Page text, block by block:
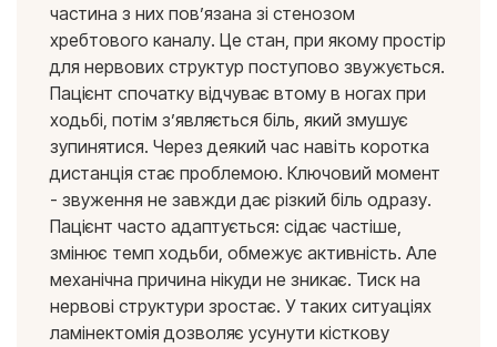
частина з них пов’язана зі стенозом
хребтового каналу. Це стан, при якому простір
для нервових структур поступово звужується.
Пацієнт спочатку відчуває втому в ногах при
ходьбі, потім з’являється біль, який змушує
зупинятися. Через деякий час навіть коротка
дистанція стає проблемою. Ключовий момент
- звуження не завжди дає різкий біль одразу.
Пацієнт часто адаптується: сідає частіше,
змінює темп ходьби, обмежує активність. Але
механічна причина нікуди не зникає. Тиск на
нервові структури зростає. У таких ситуаціях
ламінектомія дозволяє усунути кісткову